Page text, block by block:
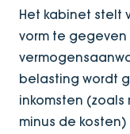
Het kabinet stelt
vorm te gegeven
belasting wordt
inkomsten
minus de